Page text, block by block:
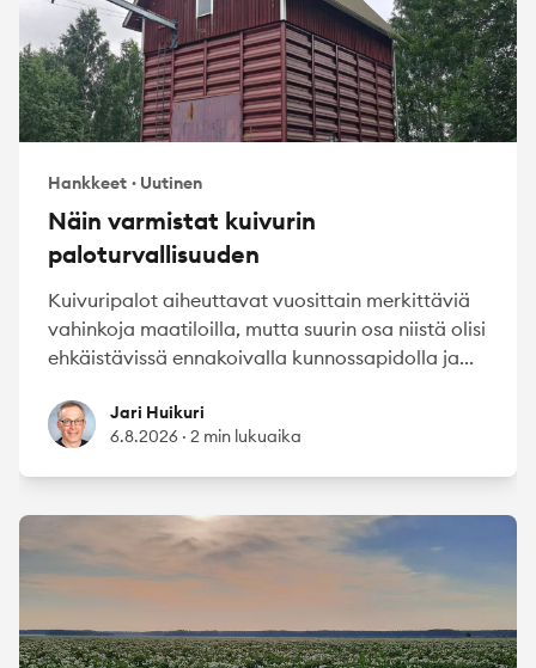
Hankkeet · Uutinen
Näin varmistat kuivurin
paloturvallisuuden
Kuivuripalot aiheuttavat vuosittain merkittäviä
vahinkoja maatiloilla, mutta suurin osa niistä olisi
ehkäistävissä ennakoivalla kunnossapidolla ja...
Jari HuikuriJari Huikuri
6.8.2026 · 2 min lukuaika